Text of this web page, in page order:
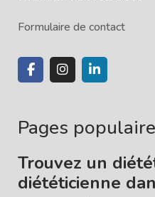
Formulaire de contact
Pages
Trouvez un
diététicienne